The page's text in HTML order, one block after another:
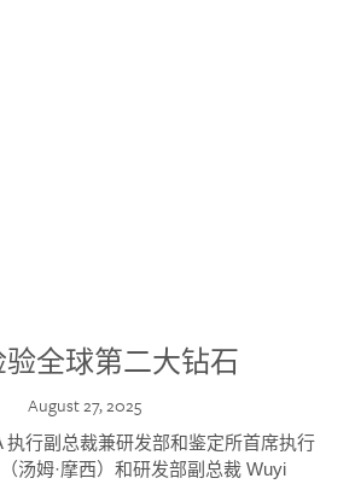
验全球第二大钻石
August 27, 2025
执行副总裁兼研发部和鉴定所首席执行
汤姆·摩西）和研发部副总裁 Wuyi